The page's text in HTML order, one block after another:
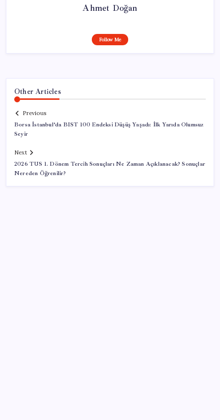
Ahmet Doğan
Follow Me
Other Articles
Previous
Borsa İstanbul’da BIST 100 Endeksi Düşüş Yaşadı: İlk Yarıda Olumsuz
Seyir
Next
2026 TUS 1. Dönem Tercih Sonuçları Ne Zaman Açıklanacak? Sonuçlar
Nereden Öğrenilir?